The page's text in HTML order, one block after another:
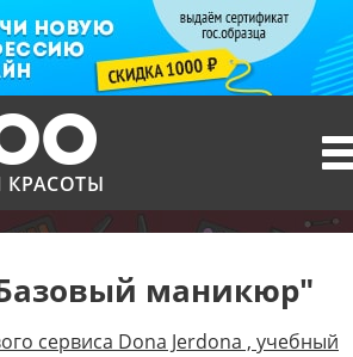
КРАСОТЫ
маникюр"
сервиса Dona Jerdona , учебный